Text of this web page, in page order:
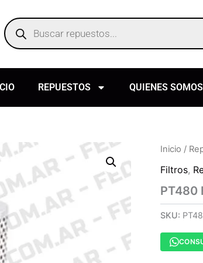
Products
search
REPUESTOS QUIENES SOMOS
Inicio /
Filtros,
PT480
SKU: